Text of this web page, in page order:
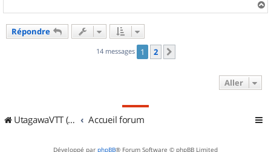
a
Répondre
14 messages 1 2
Aller
UtagawaVTT (Randos VTT et VTTAE avec traces GPS) Accueil forum
Développé par phpBB® Forum Software © phpBB Limited